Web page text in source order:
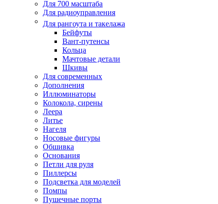
Для 700 масштаба
Для радиоуправления
Для рангоута и такелажа
Бейфуты
Вант-путенсы
Кольца
Мачтовые детали
Шкивы
Для современных
Дополнения
Иллюминаторы
Колокола, сирены
Леера
Литье
Нагеля
Носовые фигуры
Обшивка
Основания
Петли для руля
Пиллерсы
Подсветка для моделей
Помпы
Пушечные порты